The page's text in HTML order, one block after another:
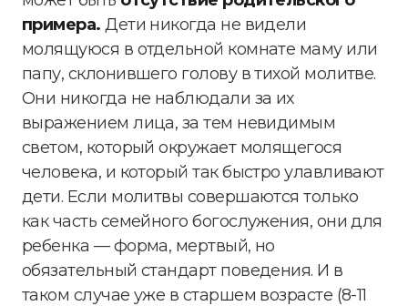
примера. Дети никогда не видели
молящуюся в отдельной комнате маму или
папу, склонившего голову в тихой молитве.
Они никогда не наблюдали за их
выражением лица, за тем невидимым
светом, который окружает молящегося
человека, и который так быстро улавливают
дети. Если молитвы совершаются только
как часть семейного богослужения, они для
ребенка — форма, мертвый, но
обязательный стандарт поведения. И в
таком случае уже в старшем возрасте (8-11